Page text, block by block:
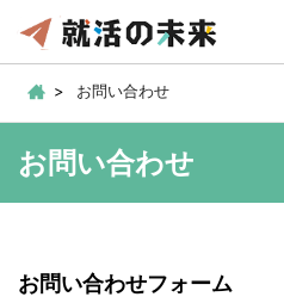
お問い合わせ
お問い合わせ
お問い合わせフォーム